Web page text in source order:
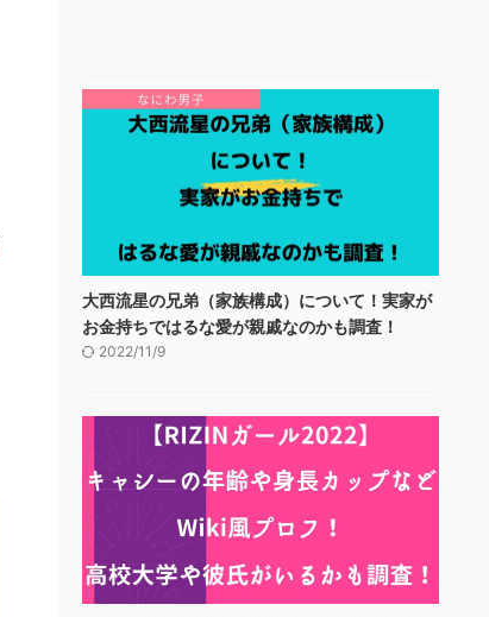
大西流星の兄弟（家族構成）について！実家が
お金持ちではるな愛が親戚なのかも調査！
2022/11/9